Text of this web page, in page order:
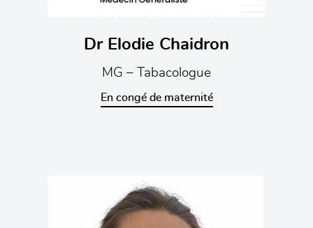
Dr Elodie Chaidron
MG – Tabacologue
En congé de maternité